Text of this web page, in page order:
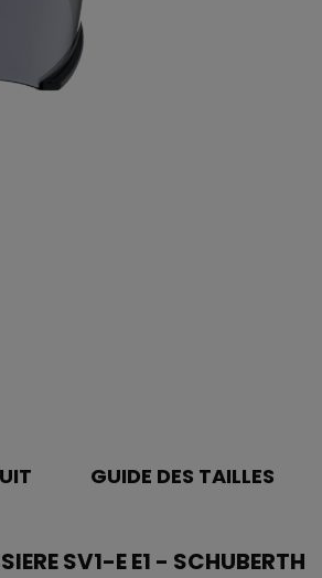
GUIDE DES TAILLES
SV1-E E1 - SCHUBERTH